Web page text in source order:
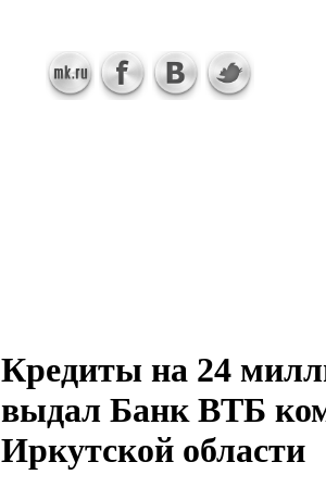
Кредиты на 24
выдал Банк ВТБ
Иркутской области